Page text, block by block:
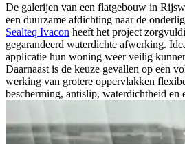
De galerijen van een flatgebouw in
een duurzame afdichting naar de
Sealteq Ivacon heeft het project
gegarandeerd waterdichte afwerking.
applicatie hun woning weer veilig
Daarnaast is de keuze gevallen op een
werking van grotere oppervlakken
bescherming, antislip, waterdichtheid